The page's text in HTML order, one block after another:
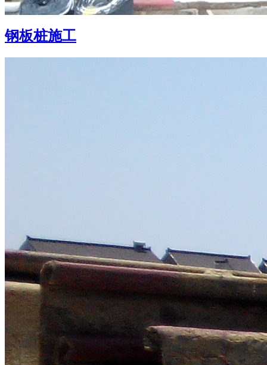
钢板桩施工